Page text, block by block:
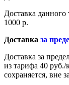
Доставка
1000 р.
Доставка за
Доставка за
из тарифа 40
сохраняется, вне